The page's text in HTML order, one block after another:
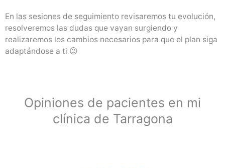
En las sesiones de seguimiento revisaremos tu evolución,
resolveremos las dudas que vayan surgiendo y
realizaremos los cambios necesarios para que el plan siga
adaptándose a ti 😉
Opiniones de pacientes en mi
clínica de Tarragona